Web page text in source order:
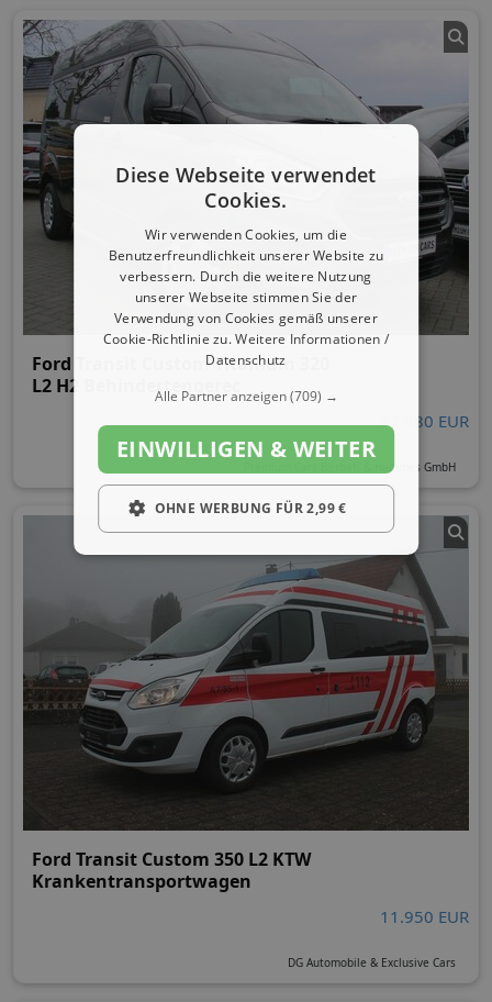
Ford Transit Custom Titanium 320
L2 H2 Behindertengerec
37.980 EUR
Premium Cars Berbati & Hammes GmbH
Ford Transit Custom 350 L2 KTW
Krankentransportwagen
11.950 EUR
DG Automobile & Exclusive Cars
Diese Webseite verwendet
Cookies.
Wir verwenden Cookies, um die
Benutzerfreundlichkeit unserer Website zu
verbessern. Durch die weitere Nutzung
unserer Webseite stimmen Sie der
Verwendung von Cookies gemäß unserer
Cookie-Richtlinie zu.Weitere Informationen /
Datenschutz
Alle Partner anzeigen(709) →
EINWILLIGEN & WEITER
OHNE WERBUNG FÜR 2,99 €